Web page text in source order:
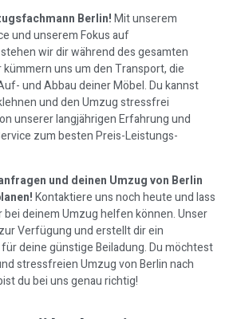
Berlin!Mit unserem
und unserem Fokus auf
wir dir während des gesamten
uns um den Transport, die
und Abbau deiner Möbel. Du kannst
und den Umzug stressfrei
unserer langjährigen Erfahrung und
zum besten Preis-Leistungs-
und deinen Umzug von Berlin
Kontaktiere uns noch heute und lass
bei deinem Umzug helfen können. Unser
Verfügung und erstellt dir ein
deine günstige Beiladung. Du möchtest
stressfreien Umzug von Berlin nach
du bei uns genau richtig!